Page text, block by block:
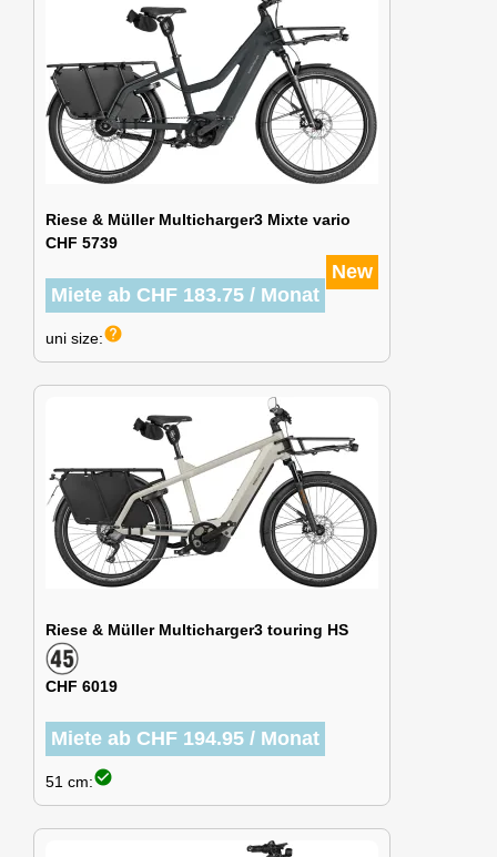
Riese & Müller Multicharger3 Mixte vario
CHF 5739
New
Miete ab CHF 183.75 / Monat
uni size:help
Riese & Müller Multicharger3 touring HS
CHF 6019
Miete ab CHF 194.95 / Monat
51 cm:check_circle